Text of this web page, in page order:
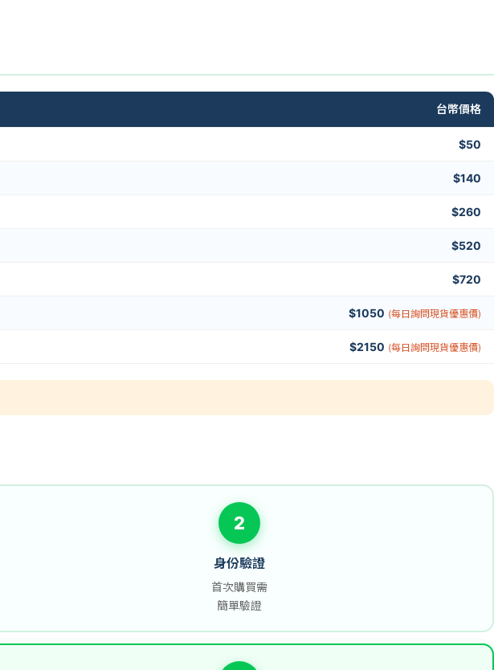
台幣價格
$50
$140
$260
$520
$720
$1050 (每日詢問現貨優惠價)
$2150 (每日詢問現貨優惠價)
2
身份驗證
首次購買需
簡單驗證